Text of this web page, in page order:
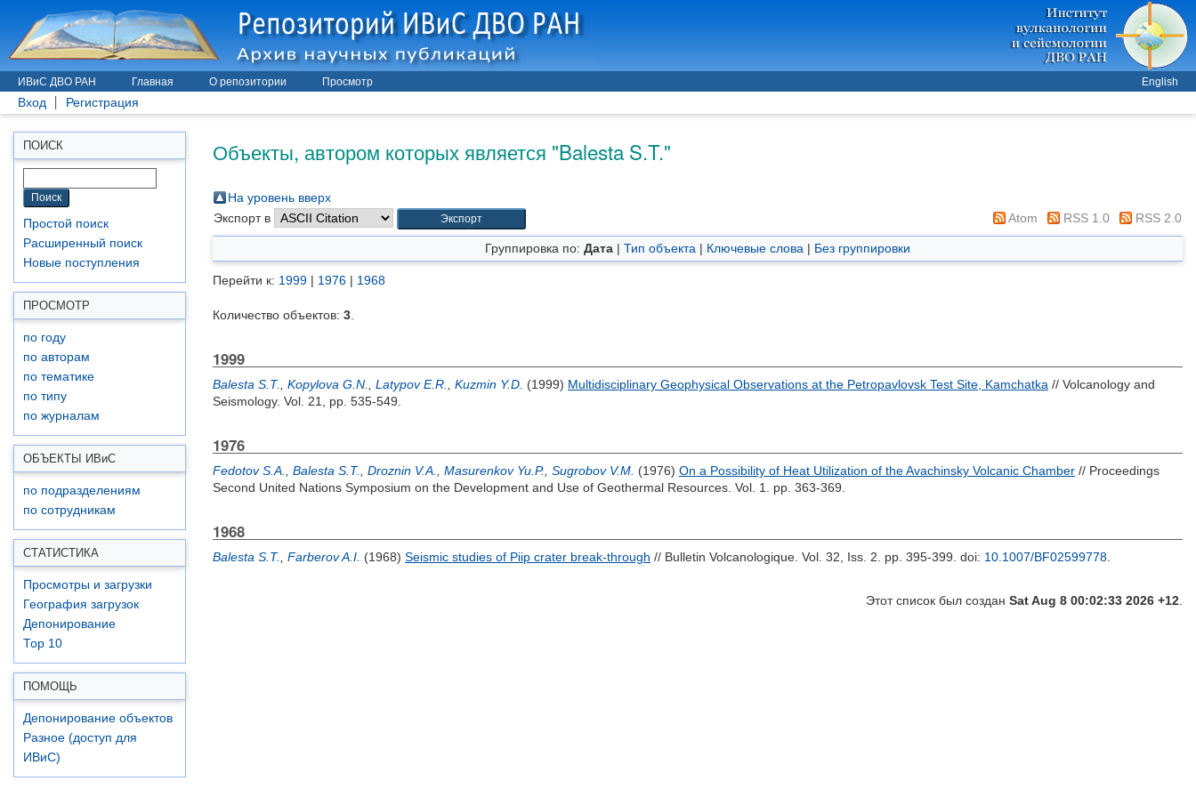
ИВиС ДВО РАН Главная О репозитории Просмотр English
Вход Регистрация
ПОИСК
Простой поиск
Расширенный поиск
Новые поступления
ПРОСМОТР
по году
по авторам
по тематике
по типу
по журналам
ОБЪЕКТЫ ИВиС
по подразделениям
по сотрудникам
СТАТИСТИКА
Просмотры и загрузки
География загрузок
Депонирование
Top 10
ПОМОЩЬ
Депонирование объектов
Разное (доступ для
ИВиС)
Объекты, автором которых является "Balesta S.T."
На уровень вверх
Экспорт в
Atom RSS 1.0 RSS 2.0
Группировка по: Дата | Тип объекта | Ключевые слова | Без группировки
Перейти к: 1999 | 1976 | 1968
Количество объектов: 3
1999
Balesta S.T. Kopylova G.N. Latypov E.R. Kuzmin Y.D. (1999) Multidisciplinary Geophysical Observations at the Petropavlovsk Test Site, Kamchatka // Volcanology and
Seismology. Vol. 21, pp. 535-549.
1976
Fedotov S.A. Balesta S.T. Droznin V.A. Masurenkov Yu.P. Sugrobov V.M. (1976) On a Possibility of Heat Utilization of the Avachinsky Volcanic Chamber // Proceedings
Second United Nations Symposium on the Development and Use of Geothermal Resources. Vol. 1. pp. 363-369.
1968
Balesta S.T. Farberov A.I. (1968) Seismic studies of Piip crater break-through // Bulletin Volcanologique. Vol. 32, Iss. 2. pp. 395-399. doi: 10.1007/BF02599778
Этот список был создан Sat Aug 8 00:02:33 2026 +12